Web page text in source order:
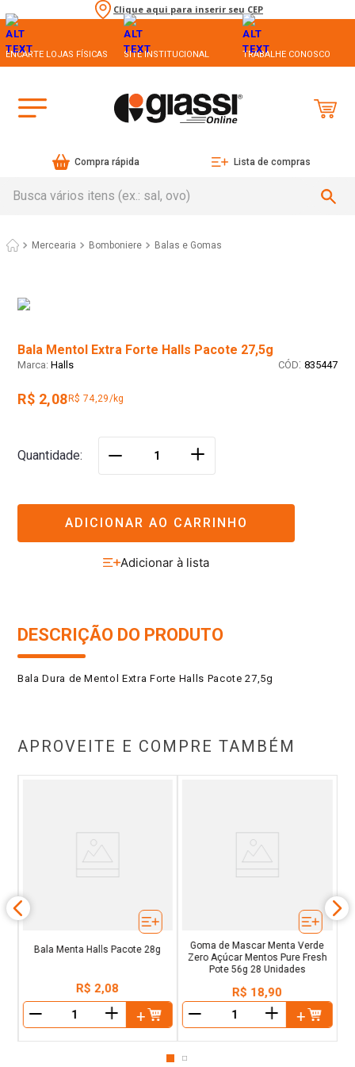
Clique aqui para inserir seu CEP
ENCARTE LOJAS FÍSICAS SITE INSTITUCIONAL TRABALHE CONOSCO
Compra rápida Lista de compras
Mercearia Bomboniere Balas e Gomas
Bala Mentol Extra Forte Halls Pacote 27,5g
Halls : 835447
R$ 2,08 R$ 74,29/kg
Quantidade ＋
ADICIONAR AO CARRINHO
DESCRIÇÃO DO PRODUTO
Bala Dura de Mentol Extra Forte Halls Pacote 27,5g
APROVEITE E COMPRE TAMBÉM
Bala Menta Halls Pacote 28g
R$ 2,08
＋
Goma de Mascar Menta Verde
Zero Açúcar Mentos Pure Fresh
Pote 56g 28 Unidades
R$ 18,90
＋